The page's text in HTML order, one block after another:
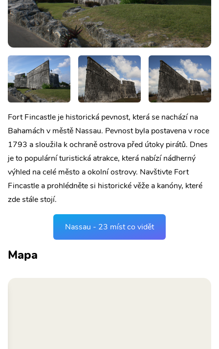
Fort Fincastle je historická pevnost, která se nachází na
Bahamách v městě Nassau. Pevnost byla postavena v roce
1793 a sloužila k ochraně ostrova před útoky pirátů. Dnes
je to populární turistická atrakce, která nabízí nádherný
výhled na celé město a okolní ostrovy. Navštivte Fort
Fincastle a prohlédněte si historické věže a kanóny, které
zde stále stojí.
Nassau - 23 míst co vidět
Mapa